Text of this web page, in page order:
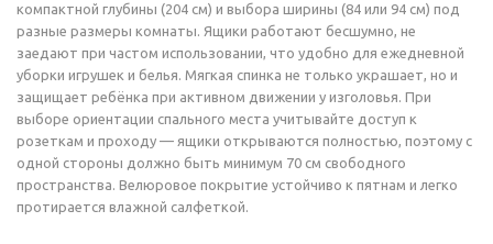
компактной глубины (204 см) и выбора ширины (84 или 94 см) под
разные размеры комнаты. Ящики работают бесшумно, не
заедают при частом использовании, что удобно для ежедневной
уборки игрушек и белья. Мягкая спинка не только украшает, но и
защищает ребёнка при активном движении у изголовья. При
выборе ориентации спального места учитывайте доступ к
розеткам и проходу — ящики открываются полностью, поэтому с
одной стороны должно быть минимум 70 см свободного
пространства. Велюровое покрытие устойчиво к пятнам и легко
протирается влажной салфеткой.